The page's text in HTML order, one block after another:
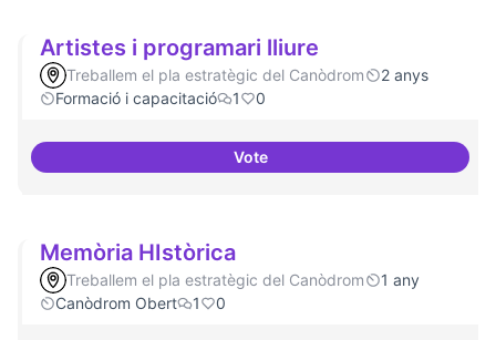
Artistes i programari lliure
Treballem el pla estratègic del Canòdrom
2 anys
Formació i capacitació
1 0
VoteArtistes i programari lliure
Memòria HIstòrica
Treballem el pla estratègic del Canòdrom
1 any
Canòdrom Obert
1 0